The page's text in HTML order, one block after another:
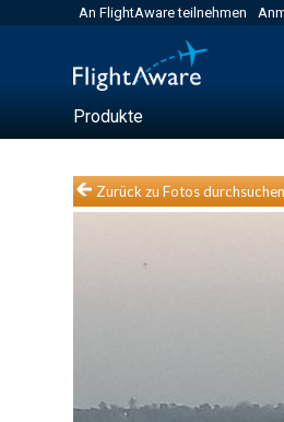
An FlightAware teilnehmen
Produkte
Zurück zu Fotos durchsuchen